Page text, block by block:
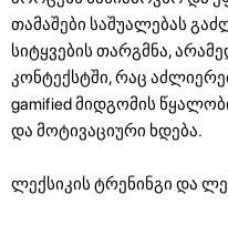
თამაშები საშუალებას
სიტყვების თარგმნა,
კონტექსტში, რაც
gamified მიდგომის
და მოტივაციური ხდება.
ლექსიკის ტრენინგი და